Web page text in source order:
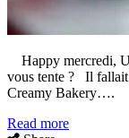
Happy mercredi,
vous tente ? Il fallait
Creamy Bakery….
Read more